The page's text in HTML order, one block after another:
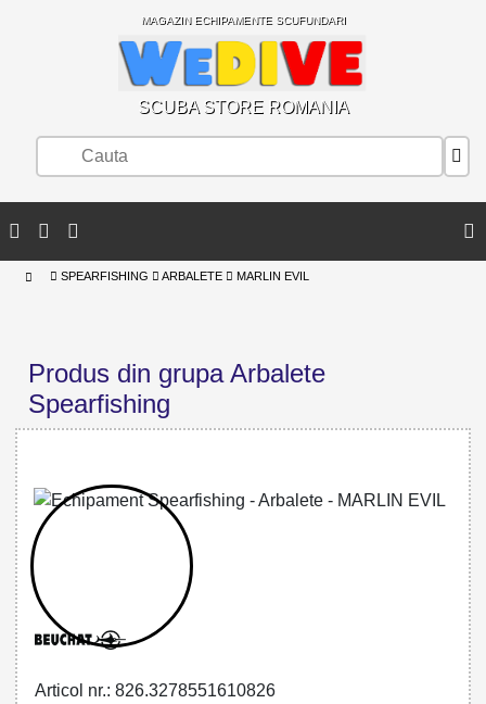
MAGAZIN ECHIPAMENTE SCUFUNDARI
SCUBA STORE ROMANIA
SPEARFISHING ARBALETE MARLIN EVIL
Produs din grupa Arbalete
Spearfishing
32785516108 - MARLIN EVIL
Articol nr.: 826.3278551610826